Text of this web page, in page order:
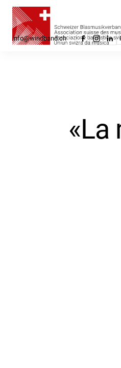
info@windband.ch
«La